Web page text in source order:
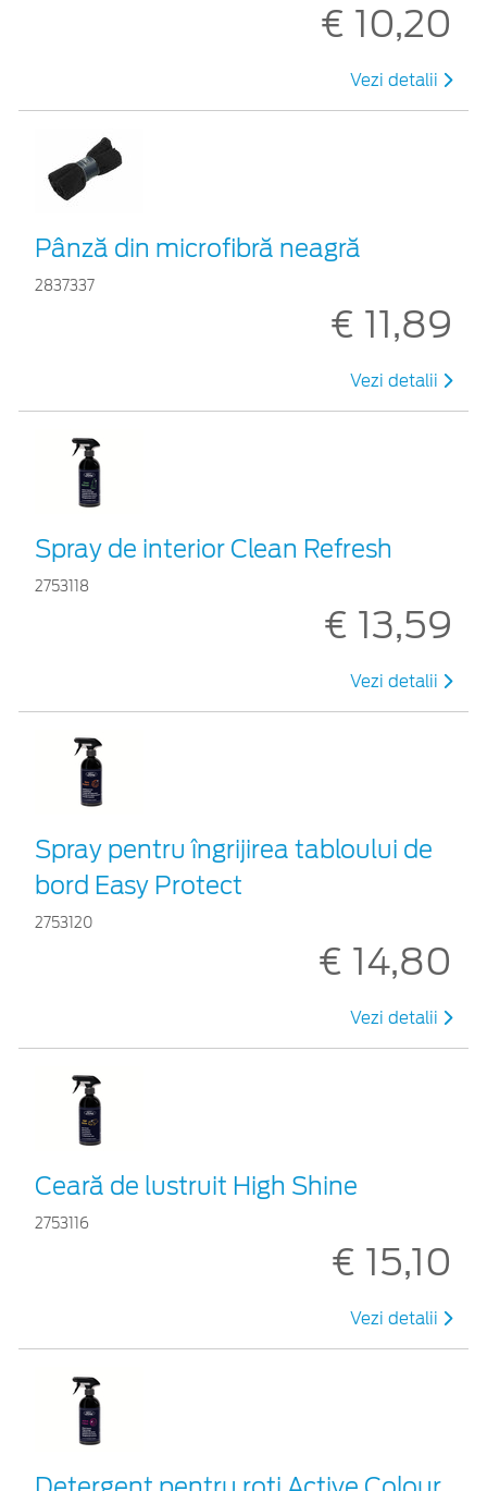
€ 10,20
Vezi detalii
Pânză din microfibră neagră
2837337
€ 11,89
Vezi detalii
Spray de interior Clean Refresh
2753118
€ 13,59
Vezi detalii
Spray pentru îngrijirea tabloului de
bord Easy Protect
2753120
€ 14,80
Vezi detalii
Ceară de lustruit High Shine
2753116
€ 15,10
Vezi detalii